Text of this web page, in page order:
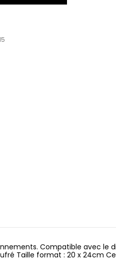
Compatible
Taille format : 20 x 24cm